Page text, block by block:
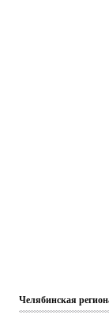
Челябинская